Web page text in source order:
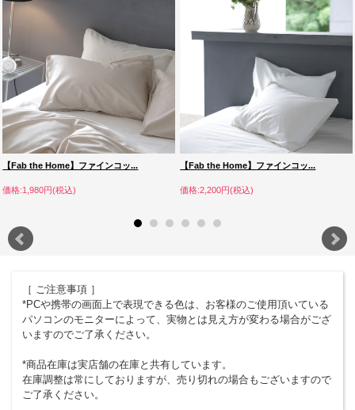
【Fab the Home】ファインコッ...
価格:1,980円(税込)
【Fab the Home】ファインコッ...
価格:2,200円(税込)
［ ご注意事項 ］
*PCや携帯の画面上で表現できる色は、お客様のご使用頂いている
パソコンのモニターによって、実物とは見え方が変わる場合がござ
いますのでご了承ください。
*商品在庫は実店舗の在庫と共有しています。
在庫調整は常にしておりますが、売り切れの場合もございますので
ご了承ください。